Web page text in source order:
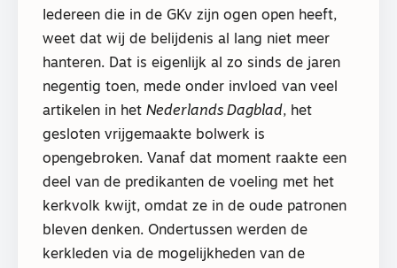
Iedereen die in de GKv zijn ogen open heeft,
weet dat wij de belijdenis al lang niet meer
hanteren. Dat is eigenlijk al zo sinds de jaren
negentig toen, mede onder invloed van veel
artikelen in het Nederlands Dagblad, het
gesloten vrijgemaakte bolwerk is
opengebroken. Vanaf dat moment raakte een
deel van de predikanten de voeling met het
kerkvolk kwijt, omdat ze in de oude patronen
bleven denken. Ondertussen werden de
kerkleden via de mogelijkheden van de